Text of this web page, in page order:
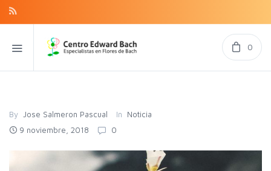
0
By Jose Salmeron Pascual In
Noticia
9 noviembre, 2018
0